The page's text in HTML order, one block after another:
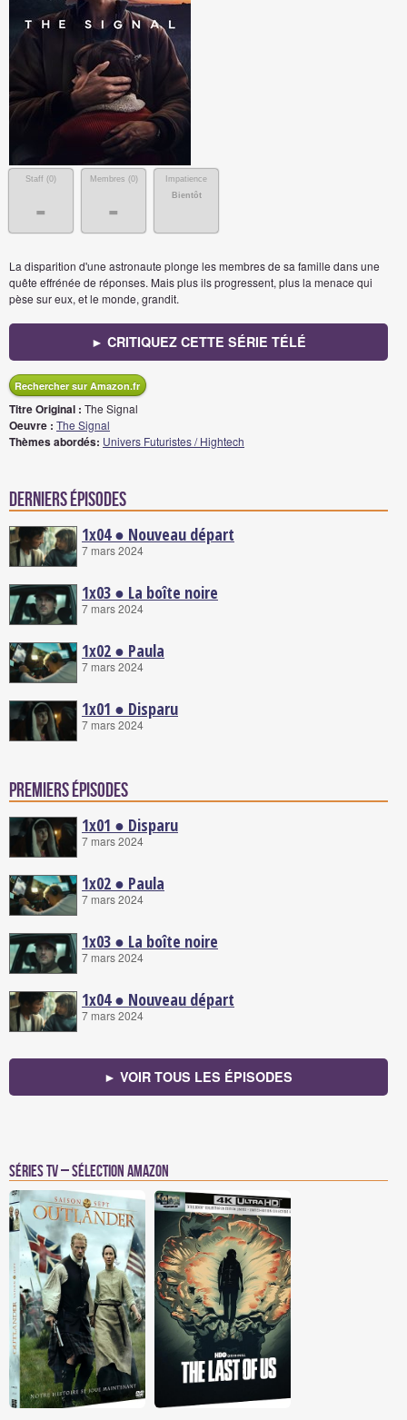
Staff (0)
-
Membres (0)
-
Impatience
Bientôt
La disparition d'une astronaute plonge les membres de sa famille dans une
quête effrénée de réponses. Mais plus ils progressent, plus la menace qui
pèse sur eux, et le monde, grandit.
► CRITIQUEZ CETTE SÉRIE TÉLÉ
Rechercher sur Amazon.fr
Titre Original : The Signal
Oeuvre : The Signal
Thèmes abordés: Univers Futuristes / Hightech
Derniers épisodes
1x04 ● Nouveau départ
7 mars 2024
1x03 ● La boîte noire
7 mars 2024
1x02 ● Paula
7 mars 2024
1x01 ● Disparu
7 mars 2024
Premiers épisodes
1x01 ● Disparu
7 mars 2024
1x02 ● Paula
7 mars 2024
1x03 ● La boîte noire
7 mars 2024
1x04 ● Nouveau départ
7 mars 2024
► VOIR TOUS LES ÉPISODES
Séries TV – Sélection Amazon